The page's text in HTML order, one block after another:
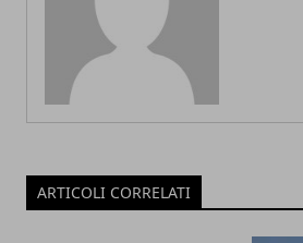
ARTICOLI CORRELATI